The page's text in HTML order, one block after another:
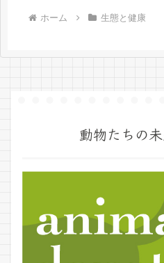
ホーム 生態と健康
動物たちの